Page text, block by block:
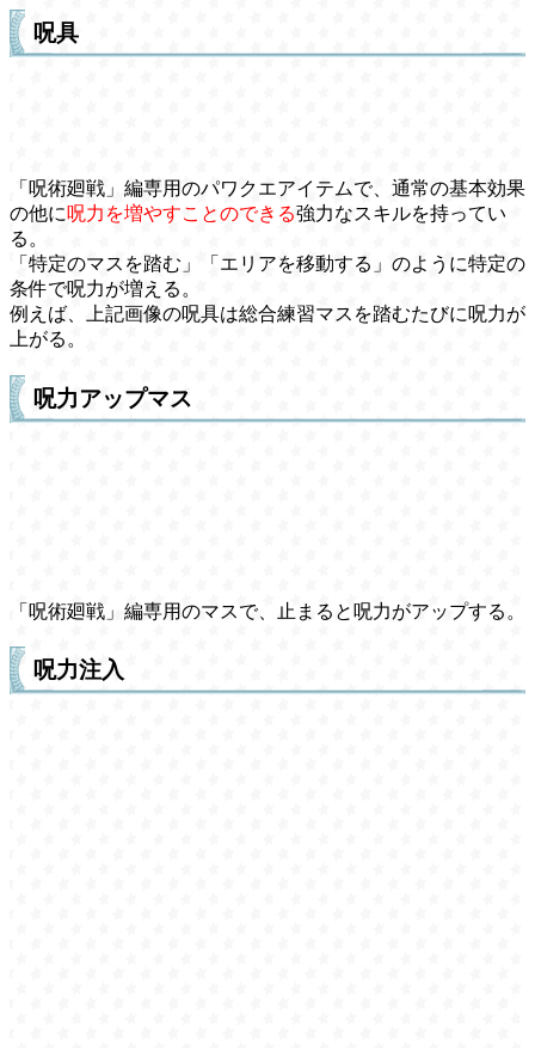
呪具
「呪術廻戦」編専用のパワクエアイテムで、通常の基本効果
の他に呪力を増やすことのできる強力なスキルを持ってい
る。
「特定のマスを踏む」「エリアを移動する」のように特定の
条件で呪力が増える。
例えば、上記画像の呪具は総合練習マスを踏むたびに呪力が
上がる。
呪力アップマス
「呪術廻戦」編専用のマスで、止まると呪力がアップする。
呪力注入